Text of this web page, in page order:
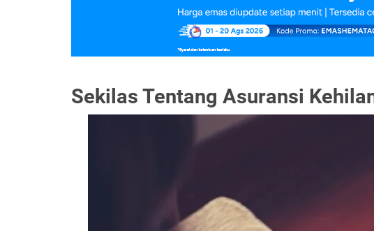
Sekilas Tentang Asuransi